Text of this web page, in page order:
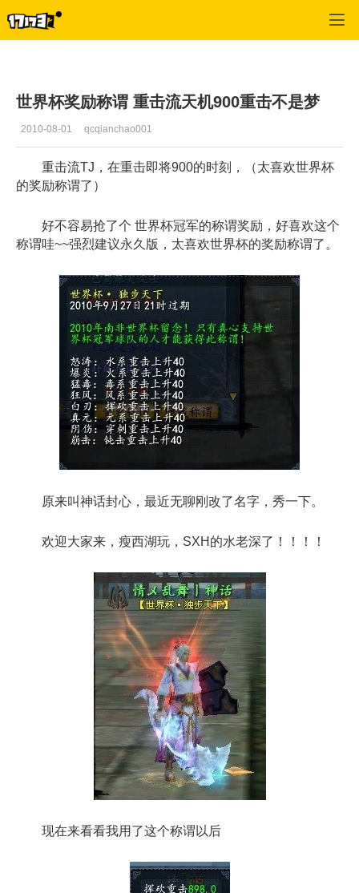
世界杯奖励称谓 重击流天机900重击不是梦
2010-08-01 qcqianchao001
重击流TJ，在重击即将900的时刻，（太喜欢世界杯
的奖励称谓了）
好不容易抢了个 世界杯冠军的称谓奖励，好喜欢这个
称谓哇~~强烈建议永久版，太喜欢世界杯的奖励称谓了。
原来叫神话封心，最近无聊刚改了名字，秀一下。
欢迎大家来，瘦西湖玩，SXH的水老深了！！！！
现在来看看我用了这个称谓以后